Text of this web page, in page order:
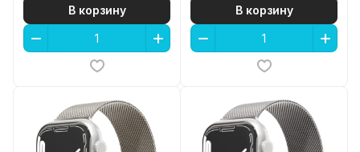
В корзину В корзину